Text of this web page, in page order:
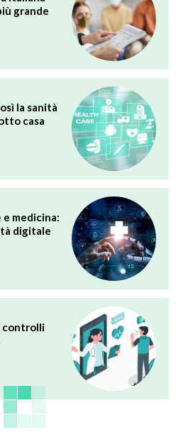
grande
la sanità
casa
medicina:
digitale
controlli